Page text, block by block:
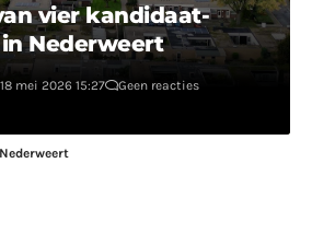
vier kandidaat-
Nederweert
mei 2026 15:27
Geen reacties